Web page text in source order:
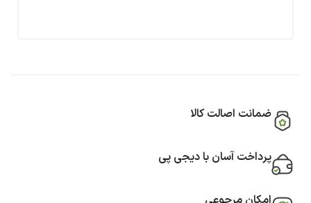
ضمانت اصالت کالا
پرداخت آسان با دیجی پی